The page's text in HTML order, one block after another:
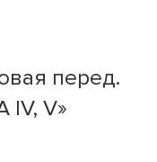
перед.
IV, V»